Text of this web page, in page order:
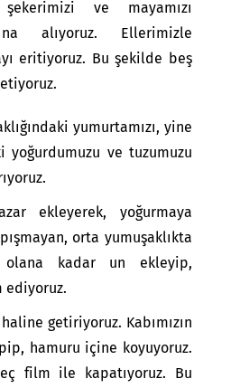
ve mayamızı
alıyoruz. Ellerimizle
eritiyoruz. Bu şekilde beş
yumurtamızı, yine
yoğurdumuzu ve tuzumuzu
ekleyerek, yoğurmaya
orta yumuşaklıkta
olana kadar un ekleyip,
ediyoruz.
getiriyoruz. Kabımızın
hamuru içine koyuyoruz.
film ile kapatıyoruz. Bu